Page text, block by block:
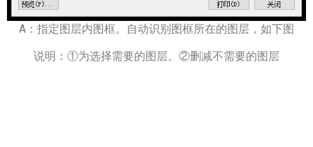
A：指定图层内图框。自动识别图框所在的图层，如下图
说明：①为选择需要的图层。②删减不需要的图层